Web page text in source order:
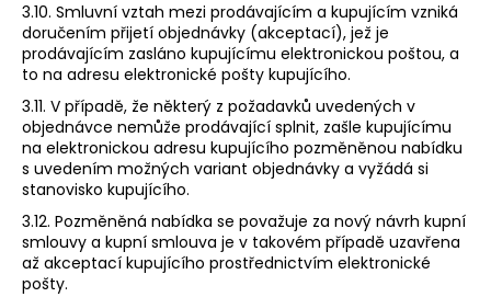
3.10. Smluvní vztah mezi prodávajícím a kupujícím vzniká
doručením přijetí objednávky (akceptací), jež je
prodávajícím zasláno kupujícímu elektronickou poštou, a
to na adresu elektronické pošty kupujícího.
3.11. V případě, že některý z požadavků uvedených v
objednávce nemůže prodávající splnit, zašle kupujícímu
na elektronickou adresu kupujícího pozměněnou nabídku
s uvedením možných variant objednávky a vyžádá si
stanovisko kupujícího.
3.12. Pozměněná nabídka se považuje za nový návrh kupní
smlouvy a kupní smlouva je v takovém případě uzavřena
až akceptací kupujícího prostřednictvím elektronické
pošty.